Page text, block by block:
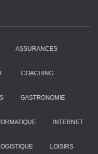
ASSURANCES
COACHING
GASTRONOMIE
INTERNET
LOISIRS